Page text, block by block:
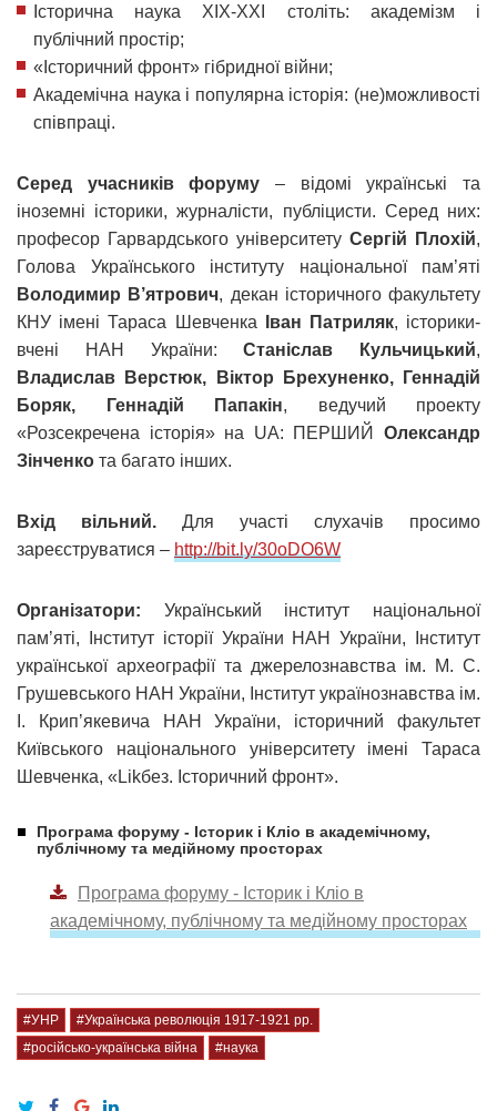
Історична наука ХІХ-ХХІ століть: академізм і
публічний простір;
«Історичний фронт» гібридної війни;
Академічна наука і популярна історія: (не)можливості
співпраці.
Серед учасників форуму – відомі українські та
іноземні історики, журналісти, публіцисти. Серед них:
професор Гарвардського університету Сергій Плохій,
Голова Українського інституту національної пам’яті
Володимир В’ятрович, декан історичного факультету
КНУ імені Тараса Шевченка
Іван Патриляк, історики-
вчені НАН України: Станіслав Кульчицький,
Владислав Верстюк, Віктор Брехуненко, Геннадій
Боряк, Геннадій Папакін, ведучий проекту
«Розсекречена історія» на UA: ПЕРШИЙ Олександр
Зінченко та багато інших.
Вхід вільний. Для участі слухачів просимо
зареєструватися – http://bit.ly/30oDO6W
Організатори: Український інститут національної
пам’яті, Інститут історії України НАН України, Інститут
української археографії та джерелознавства ім. М. С.
Грушевського НАН України, Інститут українознавства ім.
І. Крип’якевича НАН України, історичний факультет
Київського національного університету імені Тараса
Шевченка, «Likбез. Історичний фронт».
Програма форуму - Історик і Кліо в академічному,
публічному та медійному просторах
Програма форуму - Історик і Кліо в
академічному, публічному та медійному просторах
#УНР
#Українська революція 1917-1921 рр.
#російсько-українська війна
#наука